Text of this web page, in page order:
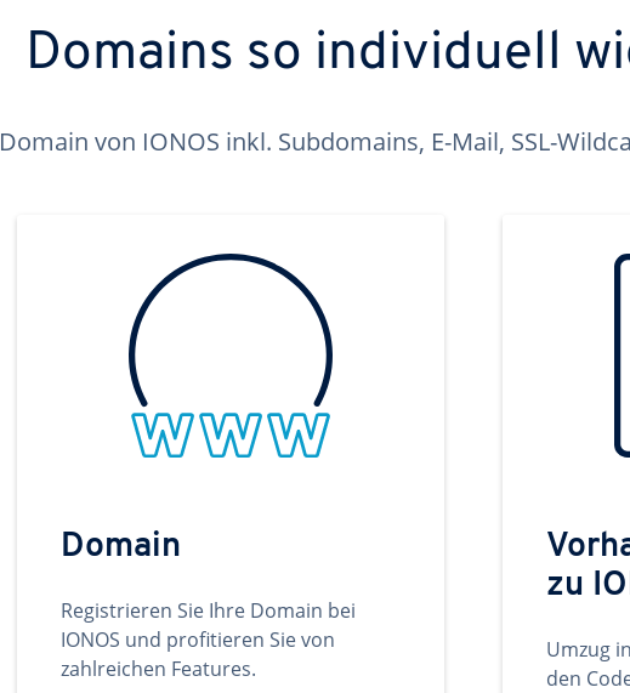
Domains so individuell
Domain von IONOS inkl. Subdomains, E-Mail, SSL-
Domain
Registrieren Sie Ihre Domain bei
IONOS und profitieren Sie von
zahlreichen Features.
zu
Umzug
den